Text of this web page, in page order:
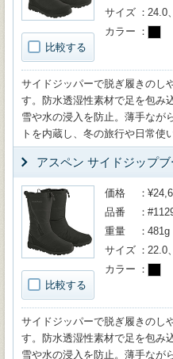
比較する
サイズ
24.0
カラー
サイドジッパーで脱ぎ履きのし
す。防水透湿性素材で足を包み
雪や水の浸入を防止。薄手なが
トを内蔵し、冬の旅行や日常使
アスペン サイドジップ
比較する
価格
品番
重量
481g
サイズ
22.0
カラー
サイドジッパーで脱ぎ履きのし
す。防水透湿性素材で足を包み
雪や水の浸入を防止。薄手なが